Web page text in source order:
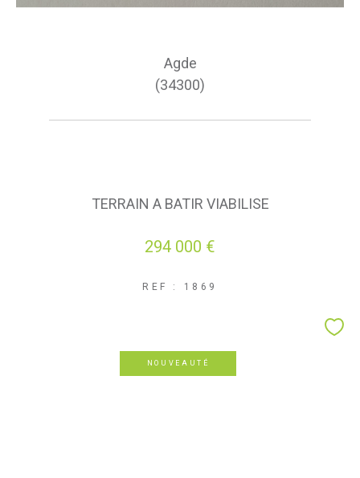
Agde
(34300)
TERRAIN A BATIR VIABILISE
294 000 €
REF : 1869
NOUVEAUTÉ